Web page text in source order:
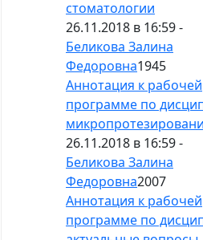
стоматологии
26.11.2018 в 16:59 -
Беликова Залина
Федоровна1945
Аннотация к рабочей
программе по
26.11.2018 в 16:59 -
Беликова Залина
Федоровна2007
Аннотация к рабочей
программе по